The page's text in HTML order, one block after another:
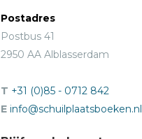
Postadres
Postbus 41
2950 AA Alblasserdam
T +31 (0)85 - 0712 842
E info@schuilplaatsboeken.nl